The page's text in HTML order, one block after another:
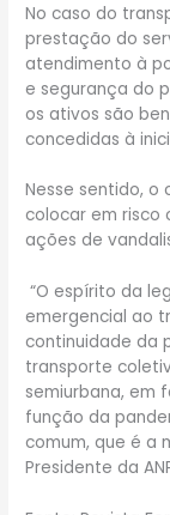
No caso do
prestação do
atendimento à
e segurança do
os ativos são
concedidas à
Nesse sentido,
colocar em risco
ações de
“O espírito da
emergencial ao
continuidade da
transporte
semiurbana, em
função da
comum, que é a
Presidente da